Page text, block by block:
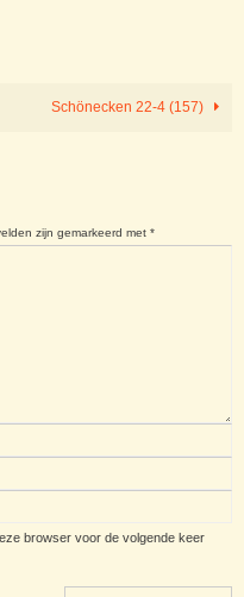
Schönecken 22-4 (157)
zijn gemarkeerd met *
browser voor de volgende keer